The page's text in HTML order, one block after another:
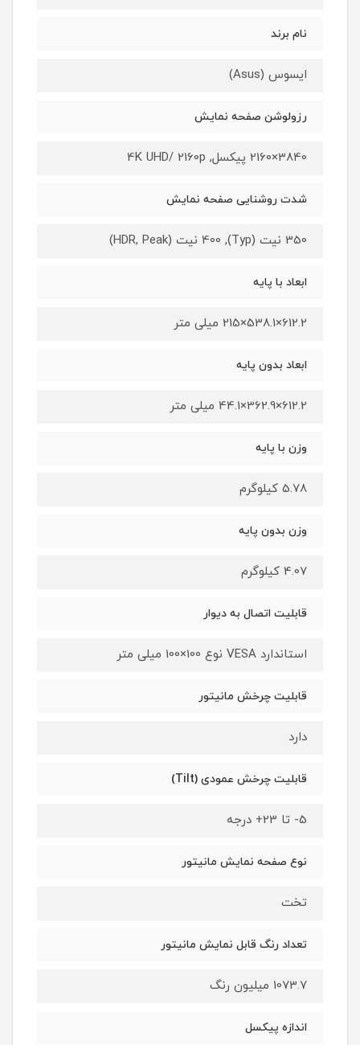
نام برند
ایسوس (Asus)
رزولوشن صفحه نمایش
3840×2160 پیکسل, 4K UHD/ 2160p
شدت روشنایی صفحه نمایش
350 نیت (Typ), 400 نیت (HDR, Peak)
ابعاد با پایه
612.2×538.1×215 میلی متر
ابعاد بدون پایه
612.2×362.9×44.1 میلی متر
وزن با پایه
5.78 کیلوگرم
وزن بدون پایه
4.07 کیلوگرم
قابلیت اتصال به دیوار
استاندارد VESA نوع 100×100 میلی متر
قابلیت چرخش مانیتور
دارد
قابلیت چرخش عمودی (Tilt)
5- تا 23+ درجه
نوع صفحه نمایش مانیتور
تخت
تعداد رنگ قابل نمایش مانیتور
1073.7 میلیون رنگ
اندازه پیکسل